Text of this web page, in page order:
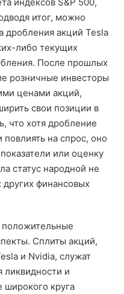
итог, можно
дробления акций Tesla
либо текущих
После прошлых
розничные инвесторы
ценами акций,
свои позиции в
что хотя дробление
на спрос, оно
или оценку
статус народной не
финансовых
положительные
Сплиты акций,
и Nvidia, служат
ликвидности и
широкого круга